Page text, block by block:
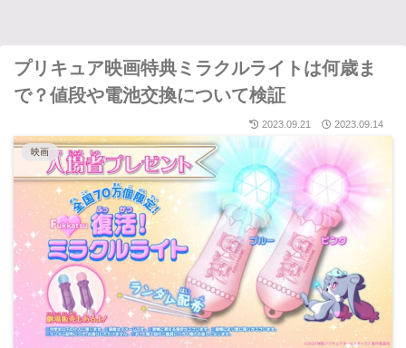
プリキュア映画特典ミラクルライトは何歳ま
で？値段や電池交換について検証
2023.09.21 2023.09.14
映画